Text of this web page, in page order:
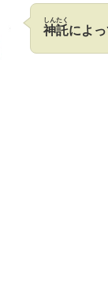
神託
しんたく
によ